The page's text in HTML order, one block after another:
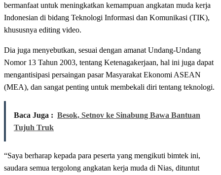
bermanfaat untuk meningkatkan kemampuan angkatan muda kerja
Indonesian di bidang Teknologi Informasi dan Komunikasi (TIK),
khususnya editing video.
Dia juga menyebutkan, sesuai dengan amanat Undang-Undang
Nomor 13 Tahun 2003, tentang Ketenagakerjaan, hal ini juga dapat
mengantisipasi persaingan pasar Masyarakat Ekonomi ASEAN
(MEA), dan sangat penting untuk membekali diri tentang teknologi.
Baca Juga : Besok, Setnov ke Sinabung Bawa Bantuan
Tujuh Truk
“Saya berharap kepada para peserta yang mengikuti bimtek ini,
saudara semua tergolong angkatan kerja muda di Nias, dituntut